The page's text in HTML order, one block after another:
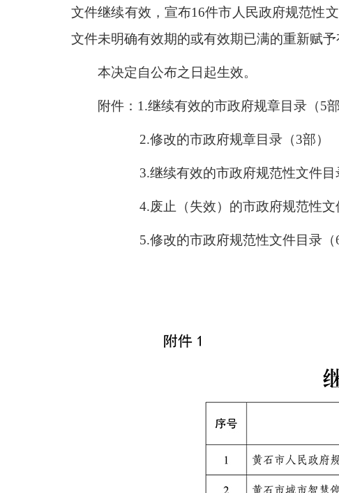
文件继续有效，宣布16件市人民政府规范性
文件未明确有效期的或有效期已满的重新赋予
本决定自公布之日起生效。
附件：1.继续有效的市政府规章目录（5部
2.修改的市政府规章目录（3部）
3.继续有效的市政府规范性文件目
4.废止（失效）的市政府规范性文件
5.修改的市政府规范性文件目录（6